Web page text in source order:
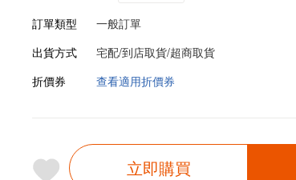
訂單類型
一般訂單
出貨方式
宅配/到店取貨/超商取貨
折價券
查看適用折價券
立即購買